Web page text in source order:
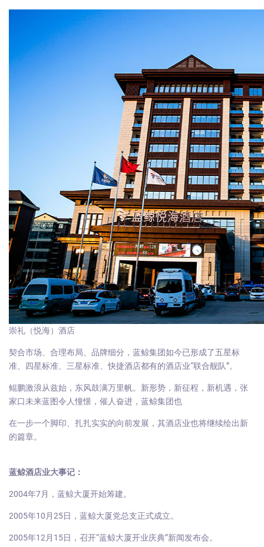
崇礼（悦海）酒店
契合市场、合理布局、品牌细分，蓝鲸集团如今已形成了五星标
准、四星标准、三星标准、快捷酒店都有的酒店业“联合舰队”。
鲲鹏激浪从兹始，东风鼓满万里帆。新形势，新征程，新机遇，张
家口未来蓝图令人憧憬，催人奋进，蓝鲸集团也
在一步一个脚印、扎扎实实的向前发展，其酒店业也将继续绘出新
的篇章。
蓝鲸酒店业大事记：
2004年7月，蓝鲸大厦开始筹建。
2005年10月25日，蓝鲸大厦党总支正式成立。
2005年12月15日，召开“蓝鲸大厦开业庆典”新闻发布会。